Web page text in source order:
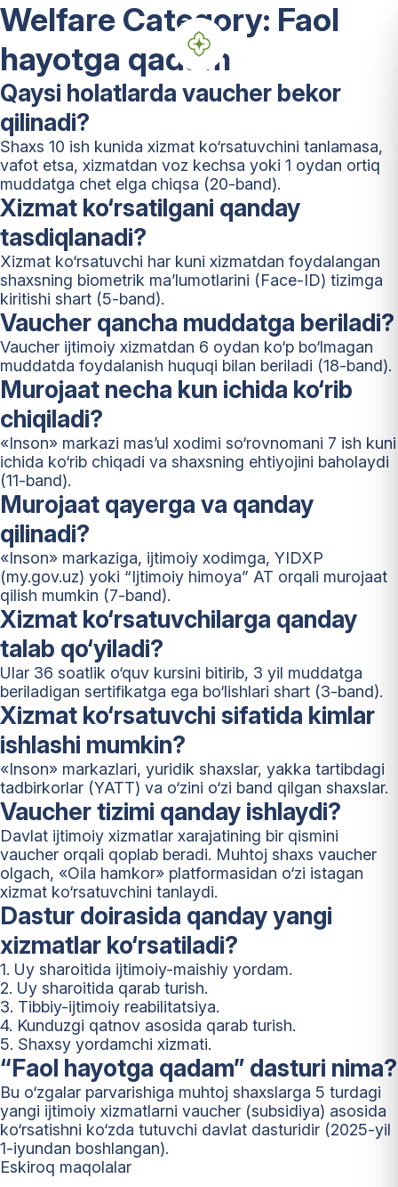
Welfare Category: Faol
hayotga qadam
Qaysi holatlarda vaucher bekor
qilinadi?
Shaxs 10 ish kunida xizmat ko‘rsatuvchini tanlamasa,
vafot etsa, xizmatdan voz kechsa yoki 1 oydan ortiq
muddatga chet elga chiqsa (20-band).
Xizmat ko‘rsatilgani qanday
tasdiqlanadi?
Xizmat ko‘rsatuvchi har kuni xizmatdan foydalangan
shaxsning biometrik ma’lumotlarini (Face-ID) tizimga
kiritishi shart (5-band).
Vaucher qancha muddatga beriladi?
Vaucher ijtimoiy xizmatdan 6 oydan ko‘p bo‘lmagan
muddatda foydalanish huquqi bilan beriladi (18-band).
Murojaat necha kun ichida ko‘rib
chiqiladi?
«Inson» markazi mas’ul xodimi so‘rovnomani 7 ish kuni
ichida ko‘rib chiqadi va shaxsning ehtiyojini baholaydi
(11-band).
Murojaat qayerga va qanday
qilinadi?
«Inson» markaziga, ijtimoiy xodimga, YIDXP
(my.gov.uz) yoki “Ijtimoiy himoya” AT orqali murojaat
qilish mumkin (7-band).
Xizmat ko‘rsatuvchilarga qanday
talab qo‘yiladi?
Ular 36 soatlik o‘quv kursini bitirib, 3 yil muddatga
beriladigan sertifikatga ega bo‘lishlari shart (3-band).
Xizmat ko‘rsatuvchi sifatida kimlar
ishlashi mumkin?
«Inson» markazlari, yuridik shaxslar, yakka tartibdagi
tadbirkorlar (YATT) va o‘zini o‘zi band qilgan shaxslar.
Vaucher tizimi qanday ishlaydi?
Davlat ijtimoiy xizmatlar xarajatining bir qismini
vaucher orqali qoplab beradi. Muhtoj shaxs vaucher
olgach, «Oila hamkor» platformasidan o‘zi istagan
xizmat ko‘rsatuvchini tanlaydi.
Dastur doirasida qanday yangi
xizmatlar ko‘rsatiladi?
1. Uy sharoitida ijtimoiy-maishiy yordam.
2. Uy sharoitida qarab turish.
3. Tibbiy-ijtimoiy reabilitatsiya.
4. Kunduzgi qatnov asosida qarab turish.
5. Shaxsy yordamchi xizmati.
“Faol hayotga qadam” dasturi nima?
Bu o‘zgalar parvarishiga muhtoj shaxslarga 5 turdagi
yangi ijtimoiy xizmatlarni vaucher (subsidiya) asosida
ko‘rsatishni ko‘zda tutuvchi davlat dasturidir (2025-yil
1-iyundan boshlangan).
Maqolalar
Eskiroq maqolalar